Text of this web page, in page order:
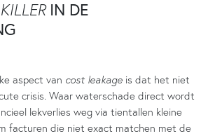
KILLERIN DE
aspect van cost leakage is dat het niet
crisis. Waar waterschade direct wordt
lekverlies weg via tientallen kleine
facturen die niet exact matchen met de